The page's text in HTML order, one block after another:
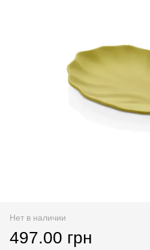
Нет в наличии
497.00 грн